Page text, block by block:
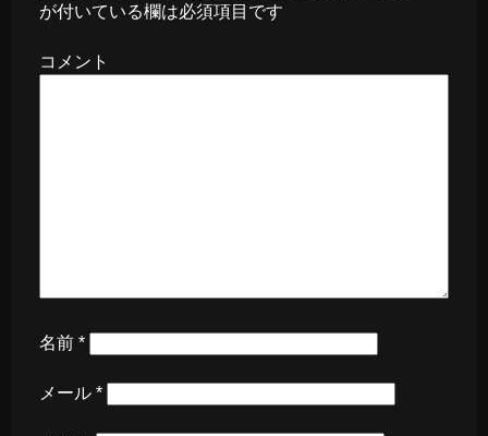
が付いている欄は必須項目です
コメント
名前 *
メール *